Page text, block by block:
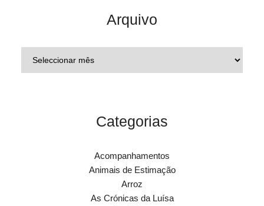
Arquivo
Categorias
Acompanhamentos
Animais de Estimação
Arroz
As Crónicas da Luísa